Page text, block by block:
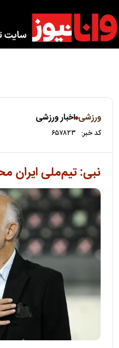
ورزشی اخبار ورزشی
کد خبر: ۶۵۷۸۲۳
نبی: تیم‌ملی ایران